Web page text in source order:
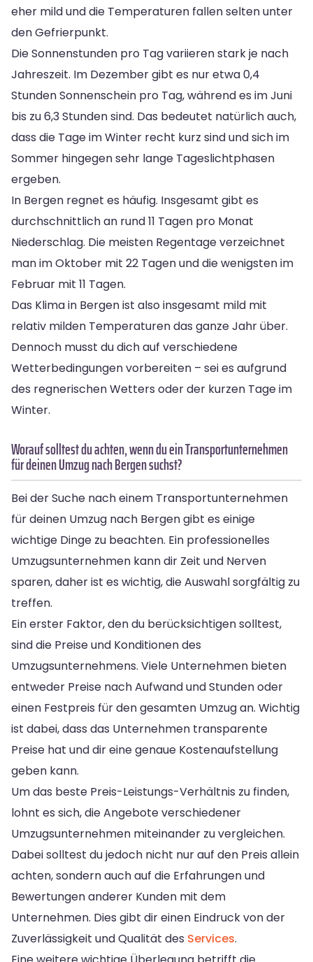
eher mild und die Temperaturen fallen selten unter
den Gefrierpunkt.
Die Sonnenstunden pro Tag variieren stark je nach
Jahreszeit. Im Dezember gibt es nur etwa 0,4
Stunden Sonnenschein pro Tag, während es im Juni
bis zu 6,3 Stunden sind. Das bedeutet natürlich auch,
dass die Tage im Winter recht kurz sind und sich im
Sommer hingegen sehr lange Tageslichtphasen
ergeben.
In Bergen regnet es häufig. Insgesamt gibt es
durchschnittlich an rund 11 Tagen pro Monat
Niederschlag. Die meisten Regentage verzeichnet
man im Oktober mit 22 Tagen und die wenigsten im
Februar mit 11 Tagen.
Das Klima in Bergen ist also insgesamt mild mit
relativ milden Temperaturen das ganze Jahr über.
Dennoch musst du dich auf verschiedene
Wetterbedingungen vorbereiten – sei es aufgrund
des regnerischen Wetters oder der kurzen Tage im
Winter.
Worauf solltest du achten, wenn du ein Transportunternehmen
für deinen Umzug nach Bergen suchst?
Bei der Suche nach einem Transportunternehmen
für deinen Umzug nach Bergen gibt es einige
wichtige Dinge zu beachten. Ein professionelles
Umzugsunternehmen kann dir Zeit und Nerven
sparen, daher ist es wichtig, die Auswahl sorgfältig zu
treffen.
Ein erster Faktor, den du berücksichtigen solltest,
sind die Preise und Konditionen des
Umzugsunternehmens. Viele Unternehmen bieten
entweder Preise nach Aufwand und Stunden oder
einen Festpreis für den gesamten Umzug an. Wichtig
ist dabei, dass das Unternehmen transparente
Preise hat und dir eine genaue Kostenaufstellung
geben kann.
Um das beste Preis-Leistungs-Verhältnis zu finden,
lohnt es sich, die Angebote verschiedener
Umzugsunternehmen miteinander zu vergleichen.
Dabei solltest du jedoch nicht nur auf den Preis allein
achten, sondern auch auf die Erfahrungen und
Bewertungen anderer Kunden mit dem
Unternehmen. Dies gibt dir einen Eindruck von der
Zuverlässigkeit und Qualität des Services.